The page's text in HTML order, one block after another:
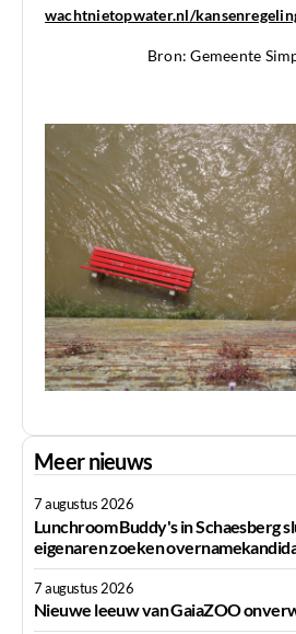
wachtnietopwater.nl/
Bron: Gemeente
Meer nieuws
7 augustus 2026
Lunchroom Buddy's in Schaesberg
eigenaren zoeken
7 augustus 2026
Nieuwe leeuw van GaiaZOO